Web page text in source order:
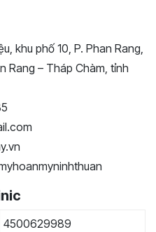
khu phố 10, P. Phan Rang,
Rang – Tháp Chàm, tỉnh
4500629989